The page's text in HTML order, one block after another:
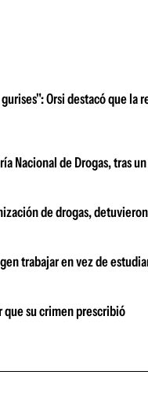
Orsi destacó que
Nacional de Drogas, tras
de drogas,
trabajar en vez de
su crimen prescribió